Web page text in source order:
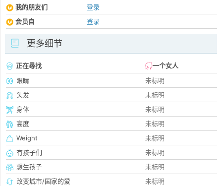
我的朋友们
登录
会员自
登录
更多细节
正在尋找
一个女人
眼睛
未标明
头发
未标明
身体
未标明
高度
未标明
Weight
未标明
有孩子们
未标明
想生孩子
未标明
改变城市/国家的爱
未标明